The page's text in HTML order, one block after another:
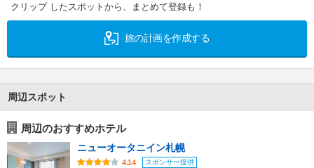
クリップ したスポットから、まとめて登録も！
旅の計画を作成する
周辺スポット
周辺のおすすめホテル
ニューオータニイン札幌
4.14 スポンサー提供